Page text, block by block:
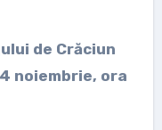
de Crăciun
noiembrie, ora